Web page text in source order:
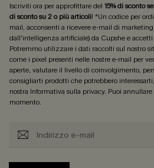
Iscriviti ora per approfittare del 15% di sconto
di sconto su 2 o più articoli! *Un codice per
mail, acconsenti a ricevere e-mail di
dall'intelligenza artificiale) da Cupshe e accetti
Potremmo utilizzare i dati raccolti sul nostro
come i pixel presenti nelle nostre e-mail per
aperte, valutare il livello di coinvolgimento,
consigliarti prodotti che potrebbero
nostra Informativa sulla privacy. Puoi
momento.